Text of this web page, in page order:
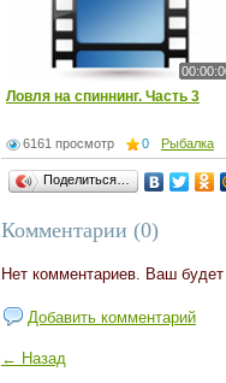
Ловля на спиннинг. Часть 3
6161 просмотр 0 Рыбалка
Поделиться…
Комментарии (0)
Нет комментариев. Ваш
Добавить комментарий
← Назад